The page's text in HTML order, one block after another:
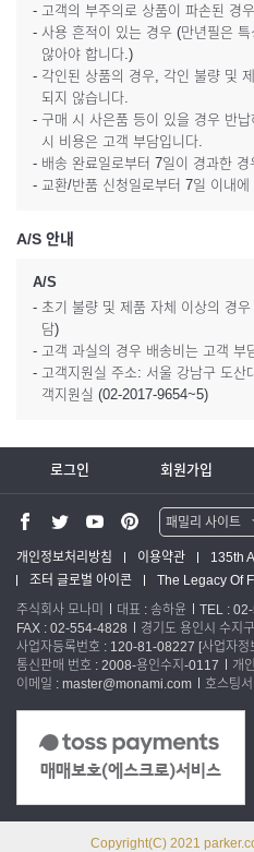
- 고객의 부주의로 상품이 파손된 경
- 사용 흔적이 있는 경우 (만년필은
않아야 합니다.)
- 각인된 상품의 경우, 각인 불량 및
되지 않습니다.
- 구매 시 사은품 등이 있을 경우 반
시 비용은 고객 부담입니다.
- 배송 완료일로부터 7일이 경과한 경
- 교환/반품 신청일로부터 7일 이내
A/S 안내
A/S
- 초기 불량 및 제품 자체 이상의 경
담)
- 고객 과실의 경우 배송비는 고객 부
- 고객지원실 주소: 서울 강남구 도
객지원실 (02-2017-9654~5)
로그인 회원가입
패밀리 사이트
워터맨 쇼핑몰
파카 글로벌
개인정보처리방침 이용약관 135th
조터 글로벌 아이콘
The Legacy Of
주식회사 모나미
대표 : 송하윤
TEL :
FAX : 02-554-4828
경기도 용인시 수지
사업자등록번호 : 120-81-08227 [사업자정
통신판매 번호 : 2008-용인수지-0117
개
이메일 : master@monami.com
호스팅
Copyright(C) 2021